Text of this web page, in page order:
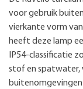
voor gebruik
vierkante vorm
heeft deze lamp
IP54-classificatie
stof en spatwater,
buitenomgevingen